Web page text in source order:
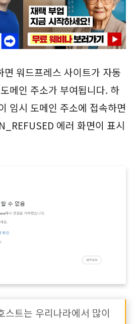
면 워드프레스 사이트가 자동
메인 주소가 부여됩니다. 하
임시 도메인 주소에 접속하면
에러 화면이 표시
스트는 우리나라에서 많이